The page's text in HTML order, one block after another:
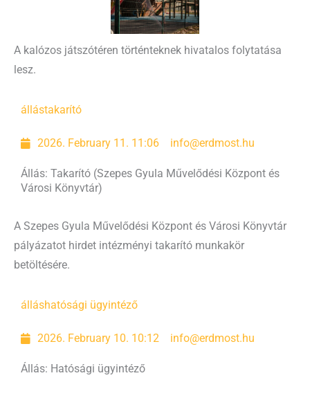
A kalózos játszótéren történteknek hivatalos folytatása
lesz.
állástakarító
2026. February 11. 11:06 info@erdmost.hu
Állás: Takarító (Szepes Gyula Művelődési Központ és
Városi Könyvtár)
A Szepes Gyula Művelődési Központ és Városi Könyvtár
pályázatot hirdet intézményi takarító munkakör
betöltésére.
álláshatósági ügyintéző
2026. February 10. 10:12 info@erdmost.hu
Állás: Hatósági ügyintéző